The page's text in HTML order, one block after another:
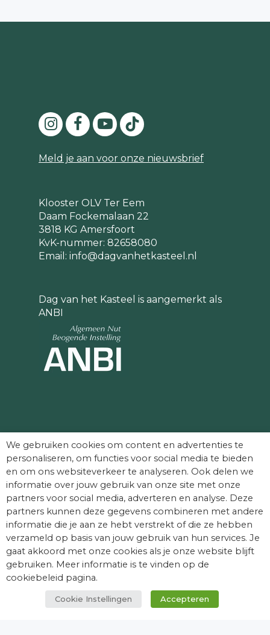
Meld je aan voor onze nieuwsbrief
Klooster OLV Ter Eem
Daam Fockemalaan 22
3818 KG Amersfoort
KvK-nummer: 82658080
Email: info@dagvanhetkasteel.nl
Dag van het Kasteel is aangemerkt als
ANBI
mogelijk maken:
We gebruiken cookies om content en advertenties te
personaliseren, om functies voor social media te bieden
en om ons websiteverkeer te analyseren. Ook delen we
informatie over jouw gebruik van onze site met onze
partners voor social media, adverteren en analyse. Deze
partners kunnen deze gegevens combineren met andere
informatie die je aan ze hebt verstrekt of die ze hebben
verzameld op basis van jouw gebruik van hun services. Je
gaat akkoord met onze cookies als je onze website blijft
gebruiken. Meer informatie is te vinden op de
cookiebeleid pagina.
Cookie Instellingen Accepteren